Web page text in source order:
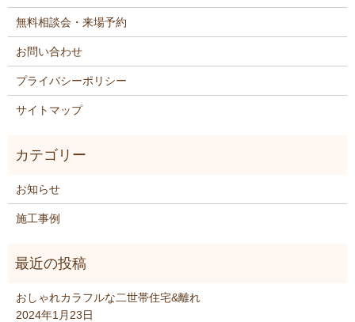
無料相談会・来場予約
お問い合わせ
プライバシーポリシー
サイトマップ
お知らせ
施工事例
おしゃれカラフルな二世帯住宅&離れ
2024年1月23日